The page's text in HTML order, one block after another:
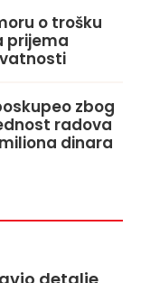
o trošku
prijema
zbog
radova
dinara